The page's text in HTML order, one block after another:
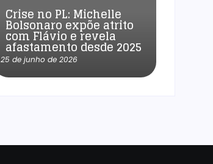
Crise no PL: Michelle
Bolsonaro expõe atrito
com Flávio e revela
afastamento desde 2025
25 de junho de 2026